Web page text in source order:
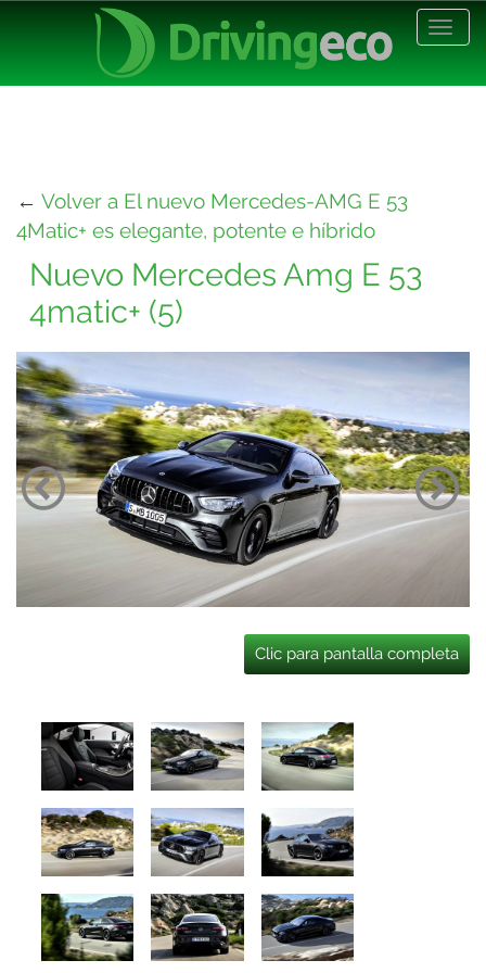
← Volver a El nuevo Mercedes-AMG E 53
4Matic+ es elegante, potente e híbrido
Nuevo Mercedes Amg E 53
4matic+ (5)
Clic para pantalla completa